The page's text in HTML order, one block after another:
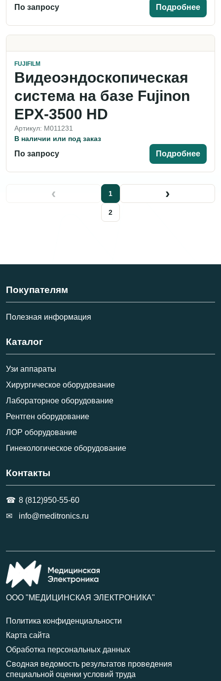
По запросу Подробнее
FUJIFILM
Видеоэндоскопическая
система на базе Fujinon
EPX-3500 HD
Артикул: M011231
В наличии или под заказ
По запросу Подробнее
‹ 1
2
›
Покупателям
Полезная информация
Каталог
Узи аппараты
Хирургическое оборудование
Лабораторное оборудование
Рентген оборудование
ЛОР оборудование
Гинекологическое оборудование
Контакты
8 (812)950-55-60
info@meditronics.ru
ООО "МЕДИЦИНСКАЯ ЭЛЕКТРОНИКА"
Политика конфиденциальности
Карта сайта
Обработка персональных данных
Сводная ведомость результатов проведения
специальной оценки условий труда